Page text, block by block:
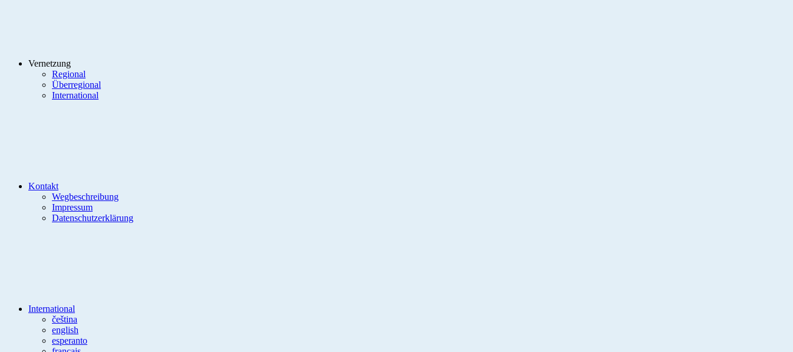
Vernetzung
Regional
Überregional
International
Kontakt
Wegbeschreibung
Impressum
Datenschutzerklärung
International
čeština
english
esperanto